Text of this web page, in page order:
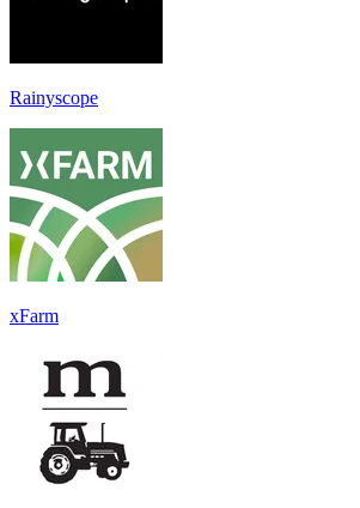
Rainyscope
xFarm